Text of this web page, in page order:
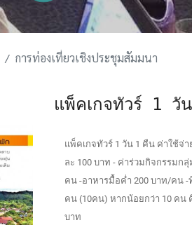
การท่องเที่ยวเชิงประชุมสัมมนา
แพ็คเกจทัวร์ 1
แพ็คเกจทัวร์ 1 วัน 1 คืน ค่าใช้จ่
ละ 100 บาท - ค่าร่วมกิจกรรมก
คน -อาหารมื้อค่ำ 200 บาท/คน -
คน (10คน) หากน้อยกว่า 10 คน
บาท